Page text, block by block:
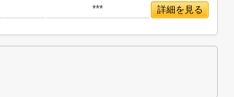
*** 詳細を見る